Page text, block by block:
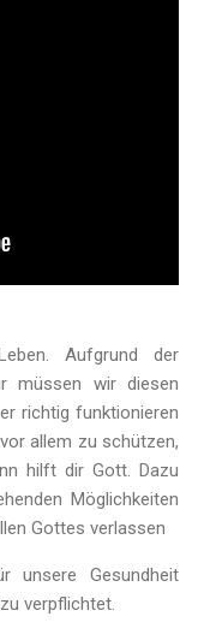
Aufgrund der
müssen wir diesen
richtig funktionieren
allem zu schützen,
hilft dir Gott. Dazu
Möglichkeiten
Gottes verlassen
unsere Gesundheit
verpflichtet.